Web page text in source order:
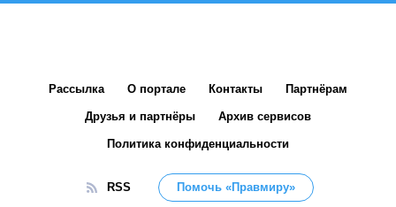
Рассылка О портале Контакты Партнёрам
Друзья и партнёры Архив сервисов
Политика конфиденциальности
RSS Помочь «Правмиру»